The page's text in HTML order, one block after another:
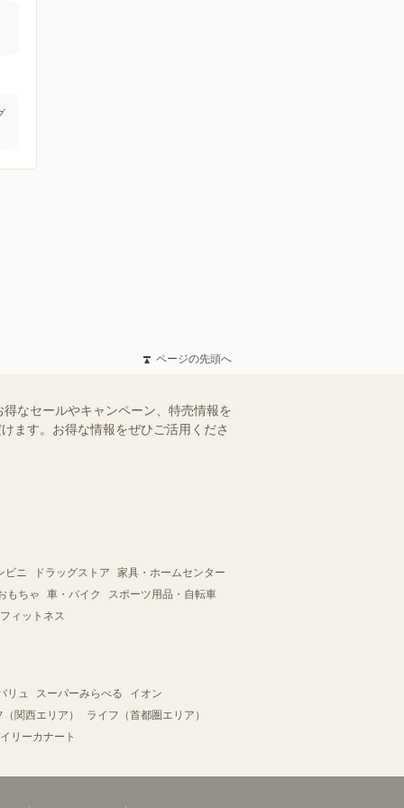
ページの先頭へ
なセールやキャンペーン、特売情報を
ます。お得な情報をぜひご活用くださ
ビニ ドラッグストア
家具・ホームセンター
もちゃ 車・バイク
スポーツ用品・自転車
ィットネス
リュ スーパーみらべる
イオン
関西エリア）
ライフ（首都圏エリア）
リーカナート